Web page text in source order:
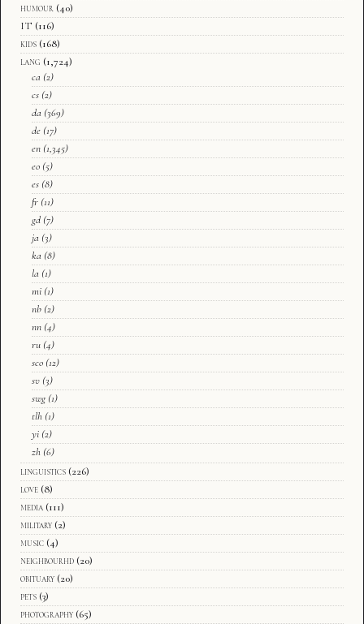
humour (40)
IT (116)
kids (168)
lang (1,724)
ca (2)
cs (2)
da (369)
de (17)
en (1,345)
eo (5)
es (8)
fr (11)
gd (7)
ja (3)
ka (8)
la (1)
mi (1)
nb (2)
nn (4)
ru (4)
sco (12)
sv (3)
swg (1)
tlh (1)
yi (2)
zh (6)
linguistics (226)
love (8)
media (111)
military (2)
music (4)
neighbourhd (20)
obituary (20)
pets (3)
photography (65)